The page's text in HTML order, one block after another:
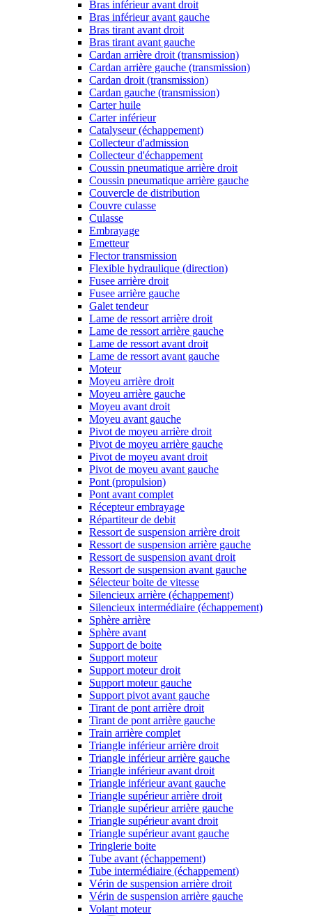
Bras inférieur avant droit
Bras inférieur avant gauche
Bras tirant avant droit
Bras tirant avant gauche
Cardan arrière droit (transmission)
Cardan arrière gauche (transmission)
Cardan droit (transmission)
Cardan gauche (transmission)
Carter huile
Carter inférieur
Catalyseur (échappement)
Collecteur d'admission
Collecteur d'échappement
Coussin pneumatique arrière droit
Coussin pneumatique arrière gauche
Couvercle de distribution
Couvre culasse
Culasse
Embrayage
Emetteur
Flector transmission
Flexible hydraulique (direction)
Fusee arrière droit
Fusee arrière gauche
Galet tendeur
Lame de ressort arrière droit
Lame de ressort arrière gauche
Lame de ressort avant droit
Lame de ressort avant gauche
Moteur
Moyeu arrière droit
Moyeu arrière gauche
Moyeu avant droit
Moyeu avant gauche
Pivot de moyeu arrière droit
Pivot de moyeu arrière gauche
Pivot de moyeu avant droit
Pivot de moyeu avant gauche
Pont (propulsion)
Pont avant complet
Récepteur embrayage
Répartiteur de debit
Ressort de suspension arrière droit
Ressort de suspension arrière gauche
Ressort de suspension avant droit
Ressort de suspension avant gauche
Sélecteur boite de vitesse
Silencieux arrière (échappement)
Silencieux intermédiaire (échappement)
Sphère arrière
Sphère avant
Support de boite
Support moteur
Support moteur droit
Support moteur gauche
Support pivot avant gauche
Tirant de pont arrière droit
Tirant de pont arrière gauche
Train arrière complet
Triangle inférieur arrière droit
Triangle inférieur arrière gauche
Triangle inférieur avant droit
Triangle inférieur avant gauche
Triangle supérieur arrière droit
Triangle supérieur arrière gauche
Triangle supérieur avant droit
Triangle supérieur avant gauche
Tringlerie boite
Tube avant (échappement)
Tube intermédiaire (échappement)
Vérin de suspension arrière droit
Vérin de suspension arrière gauche
Volant moteur